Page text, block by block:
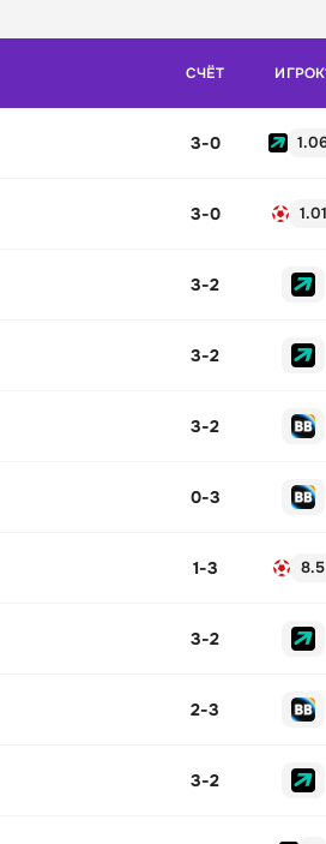
СЧЁТ
3-0
3-0 1.01
3-2
3-2
3-2
0-3
1-3 8.5
3-2
2-3
3-2